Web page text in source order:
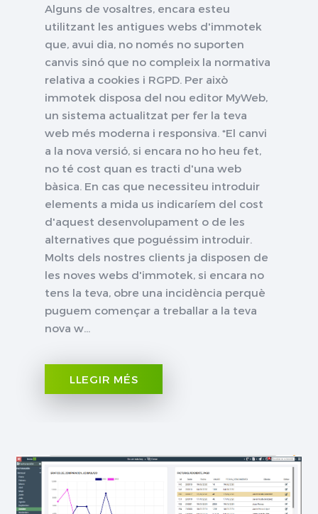
Alguns de vosaltres, encara esteu
utilitzant les antigues webs d'immotek
que, avui dia, no només no suporten
canvis sinó que no compleix la normativa
relativa a cookies i RGPD. Per això
immotek disposa del nou editor MyWeb,
un sistema actualitzat per fer la teva
web més moderna i responsiva. *El canvi
a la nova versió, si encara no ho heu fet,
no té cost quan es tracti d'una web
bàsica. En cas que necessiteu introduir
elements a mida us indicaríem del cost
d'aquest desenvolupament o de les
alternatives que poguéssim introduir.
Molts dels nostres clients ja disposen de
les noves webs d'immotek, si encara no
tens la teva, obre una incidència perquè
puguem començar a treballar a la teva
nova w...
LLEGIR MÉS